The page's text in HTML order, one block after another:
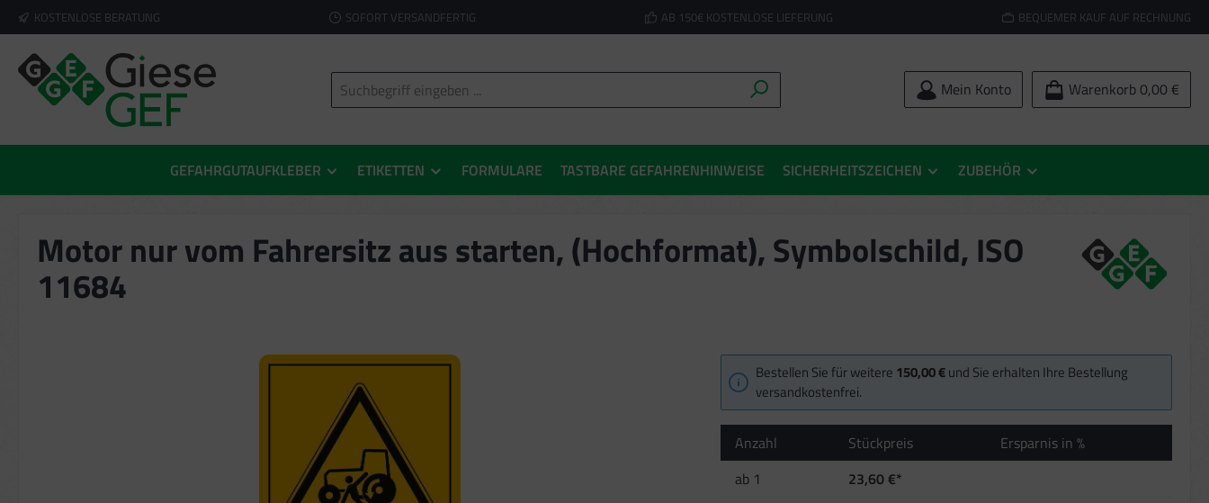
Zur Hauptnavigation springen
KOSTENLOSE BERATUNG SOFORT VERSANDFERTIG AB 150€ KOSTENLOSE LIEFERUNG BEQUEMER KAUF AUF RECHNUNG
Mein Konto Warenkorb 0,00 €
GEFAHRGUTAUFKLEBER ETIKETTEN FORMULARE TASTBARE GEFAHRENHINWEISE SICHERHEITSZEICHEN ZUBEHÖR
Motor nur vom Fahrersitz aus starten, (Hochformat), Symbolschild, ISO
11684
Bestellen Sie für weitere 150,00 €und Sie erhalten Ihre Bestellung
versandkostenfrei.
Anzahl Stückpreis
Ersparnis in %
ab 1
23,60 €*